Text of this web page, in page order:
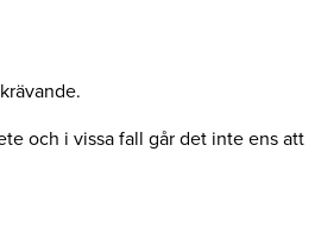
och i vissa fall går det inte ens att